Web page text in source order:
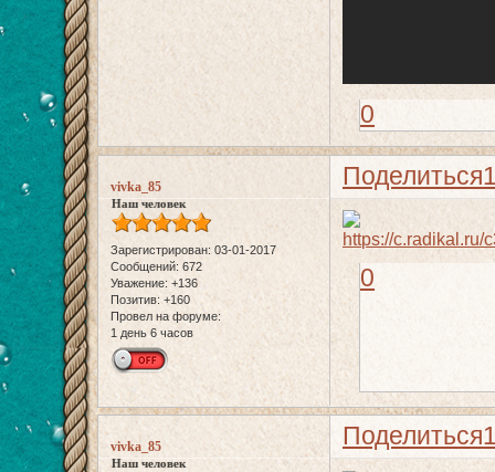
0
Поделиться
vivka_85
Наш человек
Зарегистрирован: 03-01-2017
Сообщений: 672
Уважение: +136
Позитив: +160
Провел на форуме:
1 день 6 часов
0
Поделиться
vivka_85
Наш человек